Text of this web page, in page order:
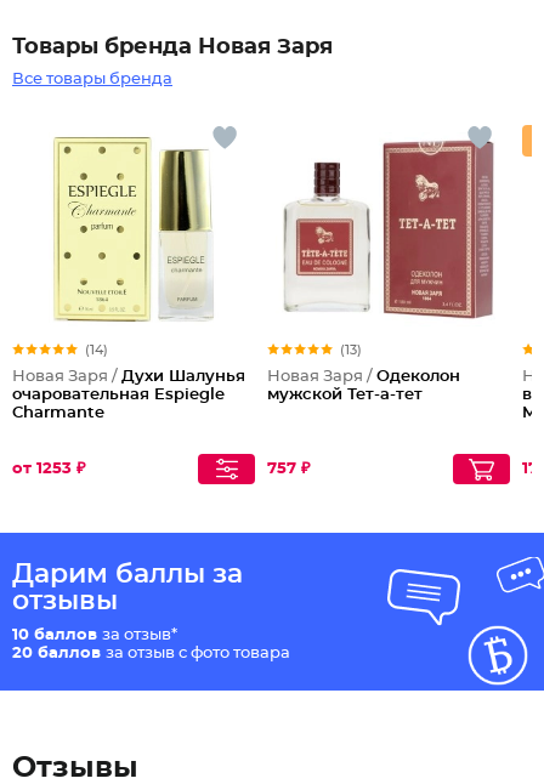
Товары бренда Новая Заря
Все товары бренда
(14)
Новая Заря / Духи Шалунья
очаровательная Espiegle
Charmante
от 1253 ₽
(13)
Новая Заря / Одеколон
мужской Тет-а-тет
757 ₽
Дарим баллы за
отзывы
10 баллов за отзыв*
20 баллов за отзыв с фото товара
Отзывы